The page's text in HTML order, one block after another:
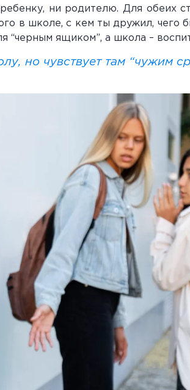
ни родителю. Для обеих
в школе, с кем ты дружил, чего
“черным ящиком”, а школа –
но чувствует там “чужим